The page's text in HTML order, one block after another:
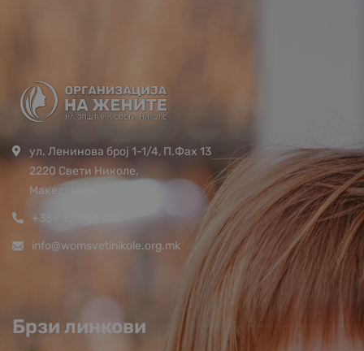
ул. Ленинова број 1-1/4, П.Фах 13
2220 Свети Николе,
Македонија
+389 32 444 620
info@womsvetinikole.org.mk
Брзи линкови